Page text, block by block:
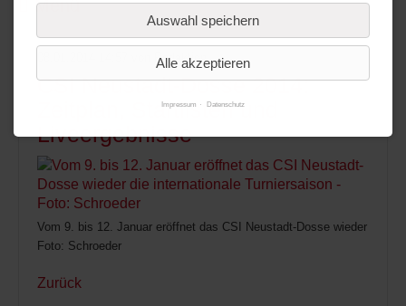
Menü
von Redaktion
CSI Neustadt-Dosse 2014:
Zeitplan, Startlisten und
Liveergebnisse
Vom 9. bis 12. Januar eröffnet das CSI Neustadt-Dosse wieder die
Foto: Schroeder
Zurück
Auswahl speichern
Alle akzeptieren
Impressum Datenschutz